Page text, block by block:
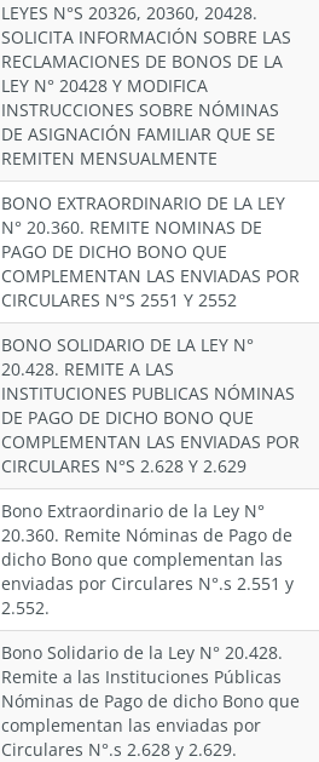
LEYES N°S 20326, 20360, 20428.
SOLICITA INFORMACIÓN SOBRE LAS
RECLAMACIONES DE BONOS DE LA
LEY N° 20428 Y MODIFICA
INSTRUCCIONES SOBRE NÓMINAS
DE ASIGNACIÓN FAMILIAR QUE SE
REMITEN MENSUALMENTE
BONO EXTRAORDINARIO DE LA LEY
N° 20.360. REMITE NOMINAS DE
PAGO DE DICHO BONO QUE
COMPLEMENTAN LAS ENVIADAS POR
CIRCULARES N°S 2551 Y 2552
BONO SOLIDARIO DE LA LEY N°
20.428. REMITE A LAS
INSTITUCIONES PUBLICAS NÓMINAS
DE PAGO DE DICHO BONO QUE
COMPLEMENTAN LAS ENVIADAS POR
CIRCULARES N°S 2.628 Y 2.629
Bono Extraordinario de la Ley N°
20.360. Remite Nóminas de Pago de
dicho Bono que complementan las
enviadas por Circulares N°.s 2.551 y
2.552.
Bono Solidario de la Ley N° 20.428.
Remite a las Instituciones Públicas
Nóminas de Pago de dicho Bono que
complementan las enviadas por
Circulares N°.s 2.628 y 2.629.